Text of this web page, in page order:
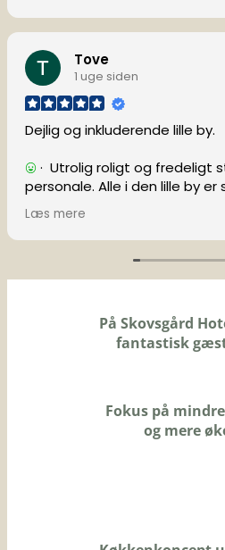
Tove
1 uge siden
Dejlig og inkluderende lille by.
· Utrolig roligt og fredeligt
personale. Alle i den lille by er
sig meget velkommen og
morgenmad med varme,
seng med en dejlig madras
værelset, hvis det er
· Intet
(Oversat af Google,se
Læs mere
På Skovsgård
fantastisk
Fokus på
og mere